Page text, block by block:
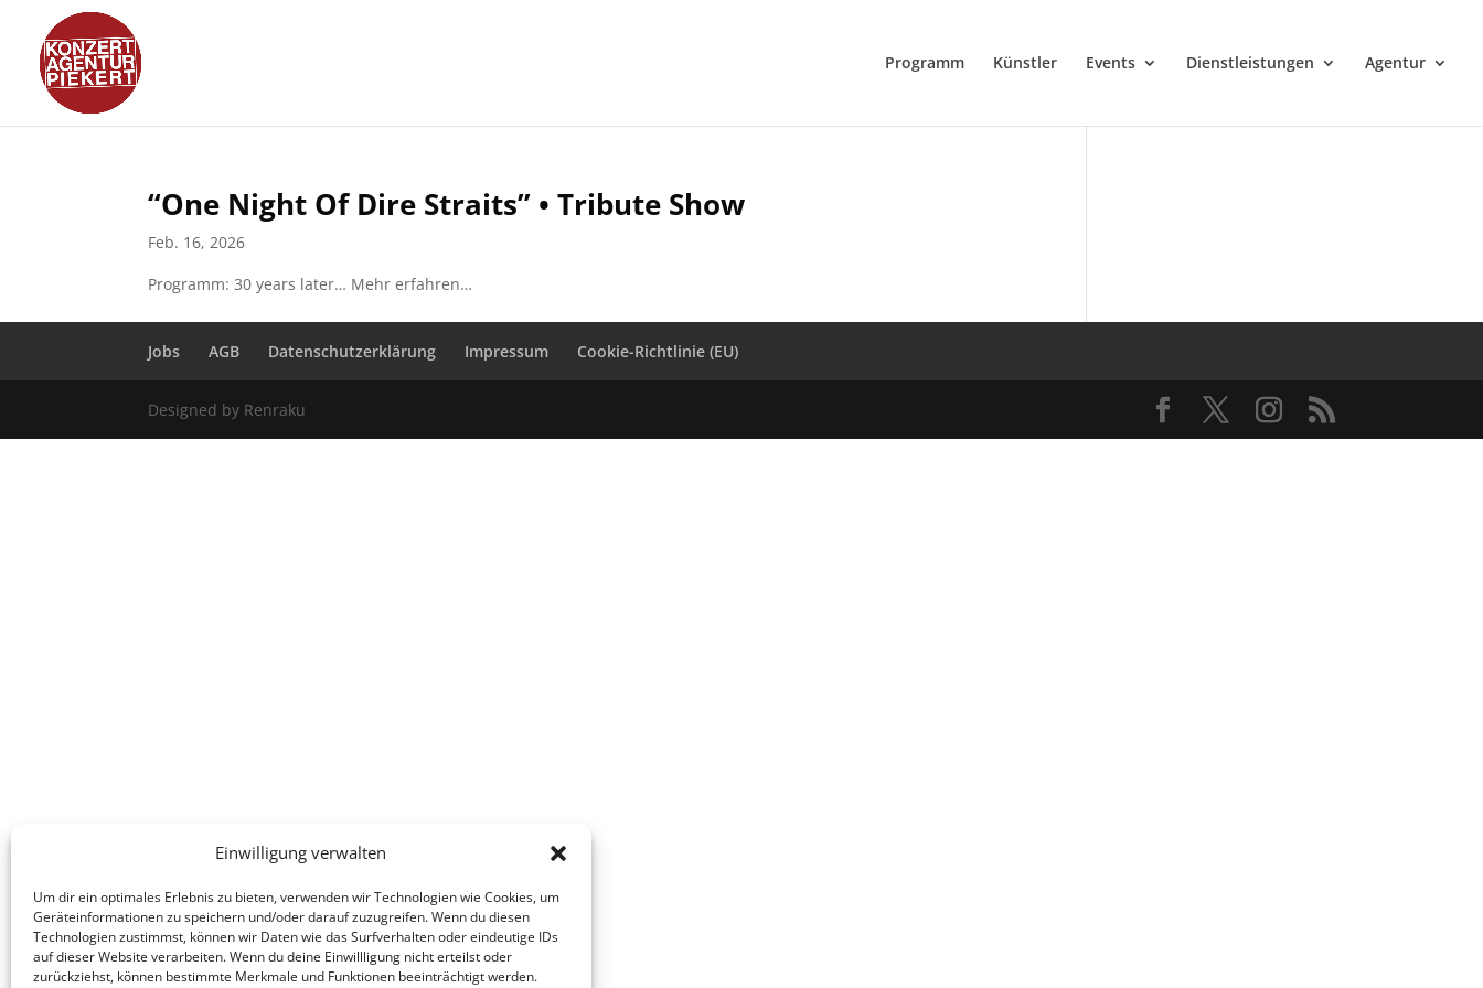
Einwilligung verwalten
Um dir ein optimales Erlebnis zu bieten, verwenden wir Technologien wie Cookies, um
Geräteinformationen zu speichern und/oder darauf zuzugreifen. Wenn du diesen
Technologien zustimmst, können wir Daten wie das Surfverhalten oder eindeutige IDs
auf dieser Website verarbeiten. Wenn du deine Einwillligung nicht erteilst oder
zurückziehst, können bestimmte Merkmale und Funktionen beeinträchtigt werden.
Programm Künstler Events Dienstleistungen Agentur
“One Night Of Dire Straits” • Tribute Show
Feb. 16, 2026
Programm: 30 years later… Mehr erfahren…
Jobs AGB Datenschutzerklärung Impressum Cookie-Richtlinie (EU)
Designed by Renraku